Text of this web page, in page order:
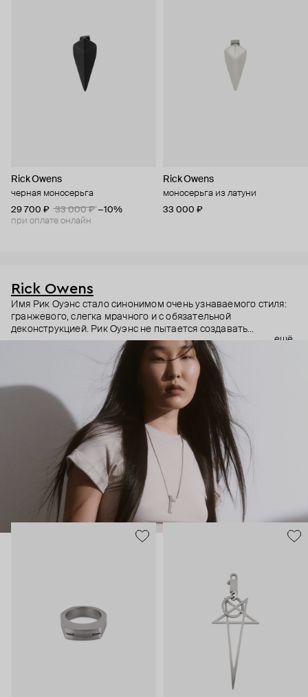
Rick Owens
черная моносерьга
29 700 ₽
33 000 ₽ −10%
при оплате онлайн
Rick Owens
моносерьга из латуни
33 000 ₽
Rick Owens
Имя Рик Оуэнс стало синонимом очень узнаваемого стиля:
гранжевого, слегка мрачного и с обязательной
деконструкцией. Рик Оуэнс не пытается создавать
трендовое, но будто бы гнет свою линию. Вещи из дорогих
материалов специально делает сразу потрепанными. Не
обновляет коллекции, а перевыпускает по множеству раз
культовые модели бренда. Из показов делает настоящие
перформансы. И да, за такое отношение бренд полюбили во
всем мире. Rick Owens – для тех, кто ценит концептуальное и
непривычное, а не только конвенционально красивое. В
украшениях бренда этот бунтарский подход повторяется.
Кольца – непривычно большие, с острыми деталями, каффы –
массивные и черненые, браслеты – угловатые и увесистые
даже на вид. Тем, кто готов выдержать всю тяжесть высокой
ещё